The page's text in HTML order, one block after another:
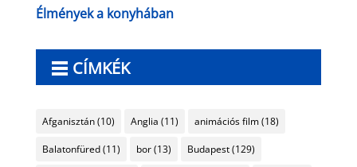
Élmények a konyhában
CÍMKÉK
Afganisztán(10) Anglia (11) animációs film(18)
Balatonfüred(11) bor(13) Budapest(129)